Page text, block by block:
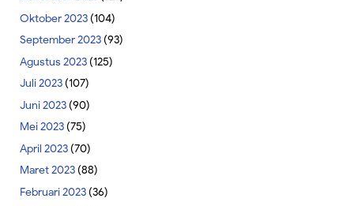
Oktober 2023(104)
September 2023(93)
Agustus 2023(125)
Juli 2023(107)
Juni 2023(90)
Mei 2023(75)
April 2023(70)
Maret 2023(88)
Februari 2023(36)